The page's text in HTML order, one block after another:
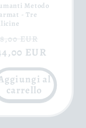
Metodo
- Tre
EUR
EUR
al
carrello